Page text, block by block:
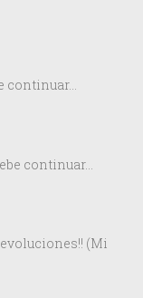
continuar…
continuar…
(Mi